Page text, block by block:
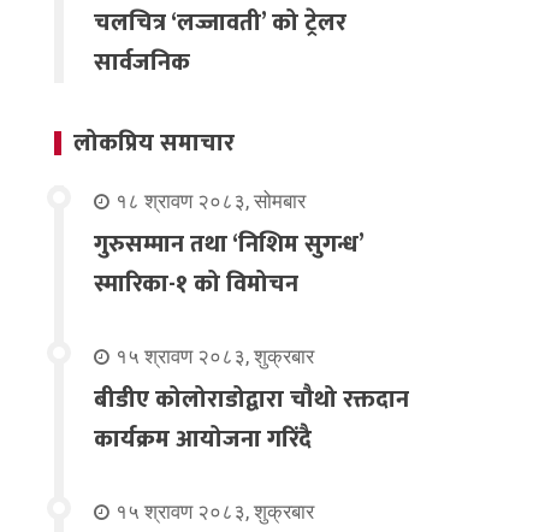
चलचित्र ‘लज्जावती’ को ट्रेलर
सार्वजनिक
लोकप्रिय समाचार
१८ श्रावण २०८३, सोमबार
गुरुसम्मान तथा ‘निशिम सुगन्ध’
स्मारिका-१ को विमोचन
१५ श्रावण २०८३, शुक्रबार
बीडीए कोलोराडोद्वारा चौथो रक्तदान
कार्यक्रम आयोजना गरिंदै
१५ श्रावण २०८३, शुक्रबार